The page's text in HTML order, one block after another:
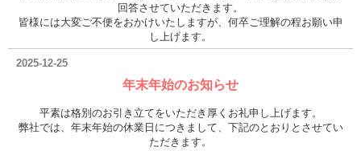
回答させていただきます。
皆様には大変ご不便をおかけいたしますが、何卒ご理解の程お願い申
し上げます。
2025-12-25
年末年始のお知らせ
平素は格別のお引き立てをいただき厚くお礼申し上げます。
弊社では、年末年始の休業日につきまして、下記のとおりとさせてい
ただきます。